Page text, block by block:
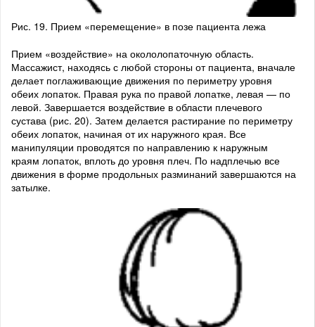
Рис. 19. Прием «перемещение» в позе пациента лежа
Прием «воздействие» на окололопаточную область.
Массажист, находясь с любой стороны от пациента, вначале
делает поглаживающие движения по периметру уровня
обеих лопаток. Правая рука по правой лопатке, левая — по
левой. Завершается воздействие в области плечевого
сустава (рис. 20). Затем делается растирание по периметру
обеих лопаток, начиная от их наружного края. Все
манипуляции проводятся по направлению к наружным
краям лопаток, вплоть до уровня плеч. По надплечью все
движения в форме продольных разминаний завершаются на
затылке.